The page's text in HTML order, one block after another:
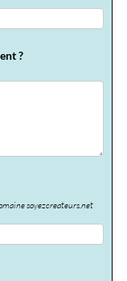
?
soyezcreateurs.net